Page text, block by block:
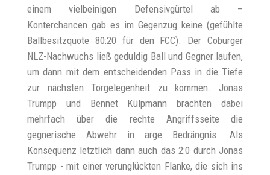
einem vielbeinigen Defensivgürtel ab –
Konterchancen gab es im Gegenzug keine (gefühlte
Ballbesitzquote 80:20 für den FCC). Der Coburger
NLZ-Nachwuchs ließ geduldig Ball und Gegner laufen,
um dann mit dem entscheidenden Pass in die Tiefe
zur nächsten Torgelegenheit zu kommen. Jonas
Trumpp und Bennet Külpmann brachten dabei
mehrfach über die rechte Angriffsseite die
gegnerische Abwehr in arge Bedrängnis. Als
Konsequenz letztlich dann auch das 2:0 durch Jonas
Trumpp - mit einer verunglückten Flanke, die sich ins